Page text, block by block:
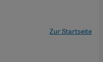
Zur Startseite